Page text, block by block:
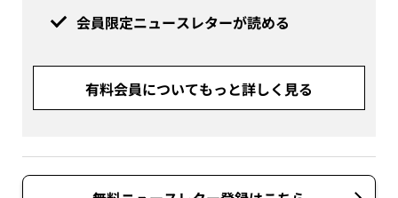
会員限定ニュースレターが読める
有料会員についてもっと詳しく見る